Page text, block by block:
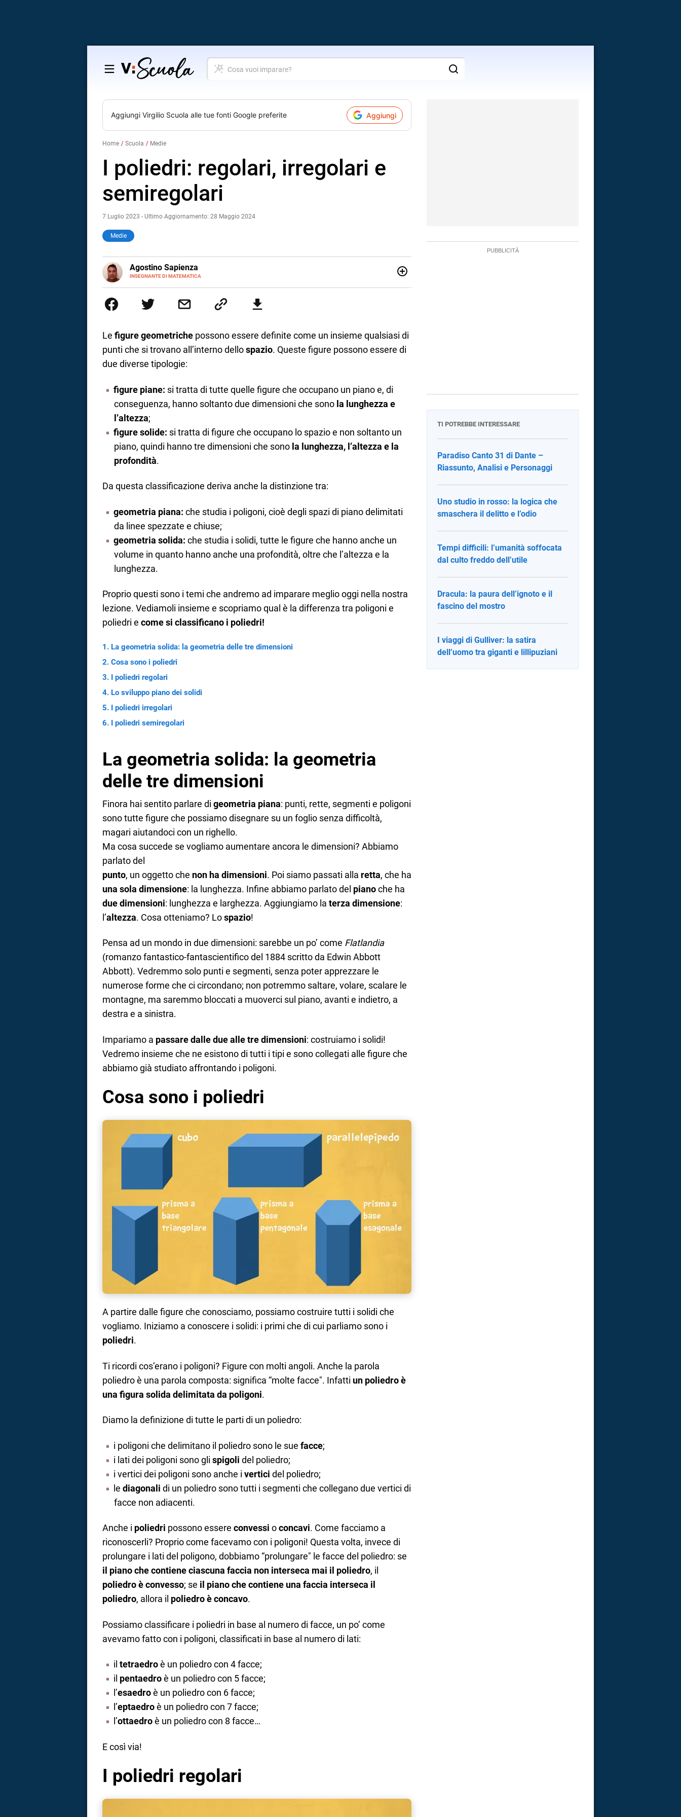
Salta
contenuto
Cosa
vuoi
Aggiungi Virgilio Scuola alle tue fonti Google preferite Aggiungi
Home Scuola Medie
I poliedri: regolari, irregolari e
semiregolari
7 Luglio 2023 - Ultimo Aggiornamento: 28 Maggio 2024
Medie
Agostino Sapienza
INSEGNANTE DI MATEMATICA
E-
MAIL
LINKEDIN
Internazionali a Messina e in Economia Internazionale a Padova. Dopo un pò di anni negli
studi commercialisti sono stato chiamato per una supplenza covid nella classe di
di ruolo nel 2023
Le figure geometriche possono essere definite come un insieme qualsiasi di
punti che si trovano all’interno dellospazio. Queste figure possono essere di
due diverse tipologie:
figure piane: si tratta di tutte quelle figure che occupano un piano e, di
conseguenza, hanno soltanto due dimensioni che sono la lunghezza e
l’altezza;
figure solide: si tratta di figure che occupano lo spazio e non soltanto un
piano, quindi hanno tre dimensioni che sono la lunghezza, l’altezza e la
profondità.
Da questa classificazione deriva anche la distinzione tra:
geometria piana: che studia i poligoni, cioè degli spazi di piano delimitati
da linee spezzate e chiuse;
geometria solida: che studia i solidi, tutte le figure che hanno anche un
volume in quanto hanno anche una profondità, oltre che l’altezza e la
lunghezza.
Proprio questi sono i temi che andremo ad imparare meglio oggi nella nostra
lezione. Vediamoli insieme e scopriamo qual è la differenza tra poligoni e
poliedri e come si classificano i poliedri!
La geometria solida: la geometria delle tre dimensioni
Cosa sono i poliedri
I poliedri regolari
Lo sviluppo piano dei solidi
I poliedri irregolari
I poliedri semiregolari
La geometria solida: la geometria
delle tre dimensioni
Finora hai sentito parlare di geometria piana: punti, rette, segmenti e poligoni
sono tutte figure che possiamo disegnare su un foglio senza difficoltà,
magari aiutandoci con un righello.
Ma cosa succede se vogliamo aumentare ancora le dimensioni? Abbiamo
parlato del
punto, un oggetto che non ha dimensioni. Poi siamo passati alla retta, che ha
una sola dimensione: la lunghezza. Infine abbiamo parlato del pianoche ha
due dimensioni: lunghezza e larghezza. Aggiungiamo la terza dimensione:
l’altezza. Cosa otteniamo? Lospazio!
Pensa ad un mondo in due dimensioni: sarebbe un po’ come Flatlandia
(romanzo fantastico-fantascientifico del 1884 scritto da Edwin Abbott
Abbott). Vedremmo solo punti e segmenti, senza poter apprezzare le
numerose forme che ci circondano; non potremmo saltare, volare, scalare le
montagne, ma saremmo bloccati a muoverci sul piano, avanti e indietro, a
destra e a sinistra.
Impariamo a passare dalle due alle tre dimensioni: costruiamo i solidi!
Vedremo insieme che ne esistono di tutti i tipi e sono collegati alle figure che
abbiamo già studiato affrontando i poligoni.
Cosa sono i poliedri
A partire dalle figure che conosciamo, possiamo costruire tutti i solidi che
vogliamo. Iniziamo a conoscere i solidi: i primi che di cui parliamo sono i
poliedri.
Ti ricordi cos’erano i poligoni? Figure con molti angoli. Anche la parola
poliedro è una parola composta: significa “molte facce". Infatti un poliedro è
una figura solida delimitata da poligoni.
Diamo la definizione di tutte le parti di un poliedro:
i poligoni che delimitano il poliedro sono le sue facce;
i lati dei poligoni sono gli spigoli del poliedro;
i vertici dei poligoni sono anche i vertici del poliedro;
le diagonali di un poliedro sono tutti i segmenti che collegano due vertici di
facce non adiacenti.
Anche i poliedri possono essere convessi oconcavi. Come facciamo a
riconoscerli? Proprio come facevamo con i poligoni! Questa volta, invece di
prolungare i lati del poligono, dobbiamo “prolungare" le facce del poliedro: se
il piano che contiene ciascuna faccia non interseca mai il poliedro, il
poliedro è convesso; se il piano che contiene una faccia interseca il
poliedro, allora il poliedro è concavo.
Possiamo classificare i poliedri in base al numero di facce, un po’ come
avevamo fatto con i poligoni, classificati in base al numero di lati:
il tetraedroè un poliedro con 4 facce;
il pentaedroè un poliedro con 5 facce;
l’esaedroè un poliedro con 6 facce;
l’eptaedroè un poliedro con 7 facce;
l’ottaedroè un poliedro con 8 facce…
E così via!
I poliedri regolari
TI POTREBBE INTERESSARE
Paradiso Canto 31 di Dante –
Riassunto, Analisi e Personaggi
Uno studio in rosso: la logica che
smaschera il delitto e l’odio
Tempi difficili: l’umanità soffocata
dal culto freddo dell’utile
Dracula: la paura dell’ignoto e il
fascino del mostro
I viaggi di Gulliver: la satira
dell’uomo tra giganti e lillipuziani